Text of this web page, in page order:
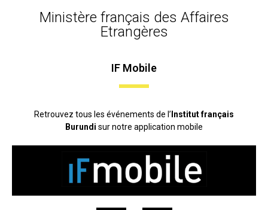
Ministère français des Affaires
Etrangères
IF Mobile
Retrouvez tous les événements de l’ Institut français
Burundi sur notre application mobile